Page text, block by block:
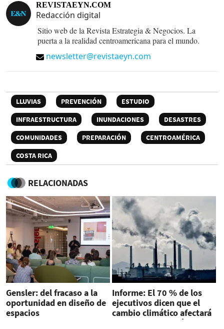
REVISTAEYN.COM
Redacción digital
Sitio web de la Revista Estrategia & Negocios. La
puerta a la realidad centroamericana para el mundo.
newsletter@revistaeyn.com
LLUVIAS PREVENCIÓN
ESTUDIO
INFRAESTRUCTURA
INUNDACIONES
DESASTRES
COMUNIDADES
PREPARACIÓN
CENTROAMÉRICA
COSTA RICA
RELACIONADAS
Gensler: del fracaso a la
oportunidad en diseño de
espacios
Informe: El 70 % de los
ejecutivos dicen que el
cambio climático afectará
su negocio esta década